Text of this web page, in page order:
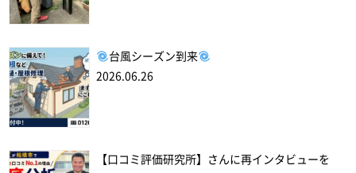
台風シーズン到来
2026.06.26
【口コミ評価研究所】さんに再インタビューを